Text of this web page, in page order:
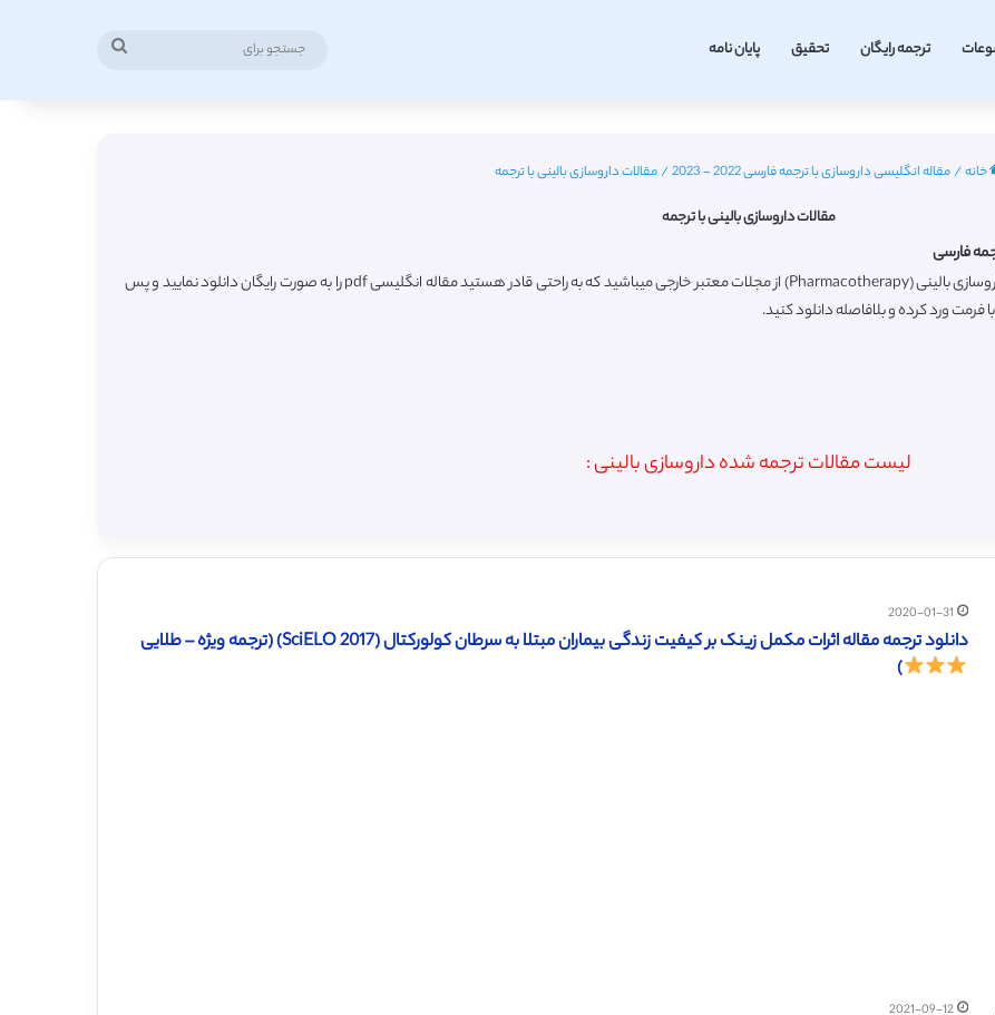
ترجمه رایگان تحقیق پایان نامه
خانه/مقاله انگلیسی داروسازی با ترجمه فارسی 2022 - 2023 /مقالات داروسازی بالینی با ترجمه
مقالات داروسازی بالینی با ترجمه
فارسی
در این صفحه شاهد لیست جدیدترین مقالات ترجمه شده رشته داروسازی بالینی (Pharmacotherapy) از مجلات معتبر خارجی میباشید که به راحتی قادر هستید مقاله انگلیسی pdf را به صورت رایگان دانلود نمایید و پس
فرمت ورد کرده و بلافاصله دانلود کنید.
لیست مقالات ترجمه شده داروسازی بالینی :
2020-01-31
دانلود ترجمه مقاله اثرات مکمل زینک بر کیفیت زندگی بیماران مبتلا به سرطان کولورکتال (SciELO 2017) (ترجمه ویژه – طلایی
)
2021-09-12